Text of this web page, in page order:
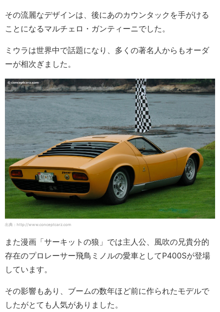
その流麗なデザインは、後にあのカウンタックを手がける
ことになるマルチェロ・ガンティーニでした。
ミウラは世界中で話題になり、多くの著名人からもオーダ
ーが相次ぎました。
出典：http://www.conceptcarz.com
また漫画「サーキットの狼」では主人公、風吹の兄貴分的
存在のプロレーサー飛鳥ミノルの愛車としてP400Sが登場
しています。
その影響もあり、ブームの数年ほど前に作られたモデルで
したがとても人気がありました。